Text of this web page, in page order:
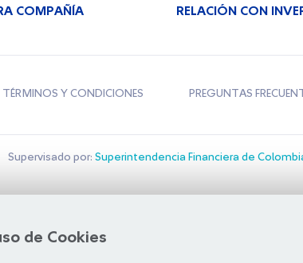
de Cookies
COMPAÑÍA RELACIÓN CON
TÉRMINOS Y CONDICIONES PREGUNTAS
Supervisado por: Superintendencia Financiera de